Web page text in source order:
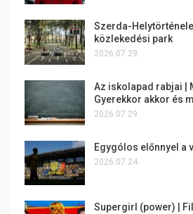
Szerda-
közlekedési park
2026.07.29.
Az iskolapad rabjai |
Gyerekkor akkor és
2026.07.29.
Egygólos előnnyel a
2026.07.24.
Supergirl (power) |